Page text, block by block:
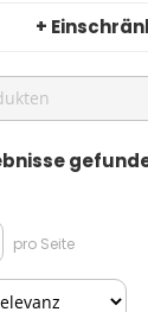
+
pro Seite